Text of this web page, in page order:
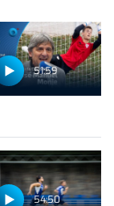
51:59
54:50